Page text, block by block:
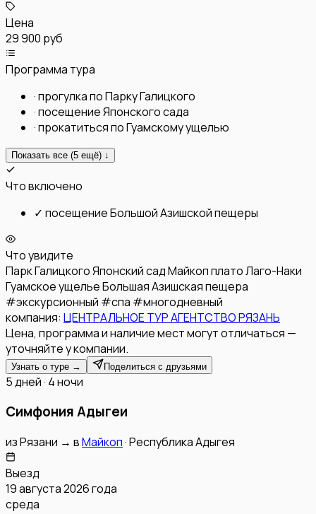
Цена
29 900 руб
Программа тура
·прогулка по Парку Галицкого
·посещение Японского сада
·прокатиться по Гуамскому ущелью
Показать все (5 ещё) ↓
Что включено
✓ посещение Большой Азишской пещеры
Что увидите
Парк ГалицкогоЯпонский садМайкопплато Лаго-Наки
Гуамское ущельеБольшая Азишская пещера
#экскурсионный #спа #многодневный
компания: ЦЕНТРАЛЬНОЕ ТУР АГЕНТСТВО РЯЗАНЬ
Цена, программа и наличие мест могут отличаться —
уточняйте у компании.
Узнать о туре → Поделиться с друзьями
5 дней · 4 ночи
Симфония Адыгеи
изРязани → вМайкоп·Республика Адыгея
Выезд
19 августа 2026 года
среда